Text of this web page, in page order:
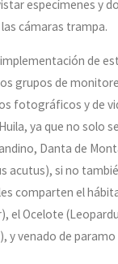
especímenes y
cámaras trampa.
de
grupos de
fotográficos y de
ya que no solo
Danta de
acutus), si no
comparten el
el Ocelote
y venado de